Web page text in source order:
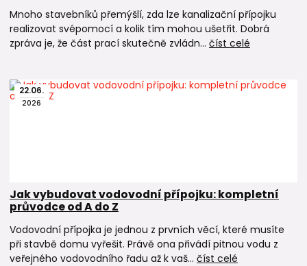
Mnoho stavebníků přemýšlí, zda lze kanalizační přípojku
realizovat svépomocí a kolik tím mohou ušetřit. Dobrá
zpráva je, že část prací skutečně zvládn... číst celé
22.06.
2026
Jak vybudovat vodovodní přípojku: kompletní
průvodce od A do Z
Vodovodní přípojka je jednou z prvních věcí, které musíte
při stavbě domu vyřešit. Právě ona přivádí pitnou vodu z
veřejného vodovodního řadu až k vaš... číst celé